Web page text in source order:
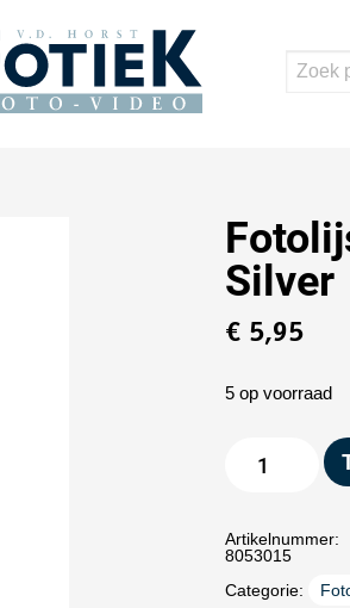
Silver
€5,95
5 op voorraad
Artikelnummer:
8053015
Categorie: